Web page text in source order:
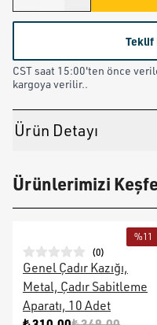
Teklif
CST saat 15:00'ten önce
kargoya verilir..
Ürün Detayı
Ürünlerimizi
%11
(0)
Genel Çadır Kazığı,
Metal, Çadır Sabitleme
Aparatı, 10 Adet